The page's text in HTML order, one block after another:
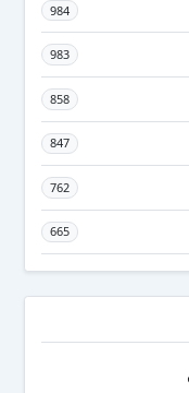
984
983
858
847
762
665